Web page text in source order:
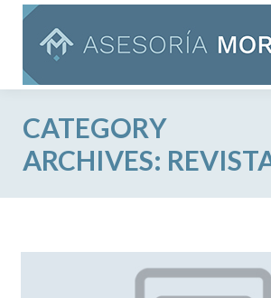
CATEGORY
ARCHIVES: